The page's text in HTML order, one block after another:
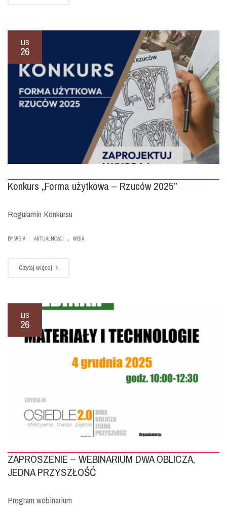
LIS
26
Konkurs „Forma użytkowa – Rzuców 2025”
Regulamin Konkursu
BYWBIA AKTUALNOŚCI . WBIA
Czytaj więcej
LIS
26
ZAPROSZENIE – WEBINARIUM DWA OBLICZA,
JEDNA PRZYSZŁOŚĆ
Program webinarium